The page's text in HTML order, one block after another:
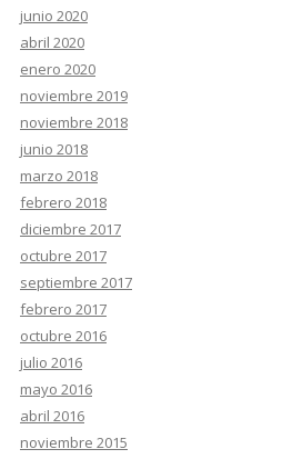
junio 2020
abril 2020
enero 2020
noviembre 2019
noviembre 2018
junio 2018
marzo 2018
febrero 2018
diciembre 2017
octubre 2017
septiembre 2017
febrero 2017
octubre 2016
julio 2016
mayo 2016
abril 2016
noviembre 2015